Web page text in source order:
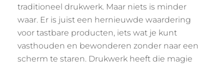
traditioneel drukwerk. Maar niets is minder
waar. Er is juist een hernieuwde waardering
voor tastbare producten, iets wat je kunt
vasthouden en bewonderen zonder naar een
scherm te staren. Drukwerk heeft die magie